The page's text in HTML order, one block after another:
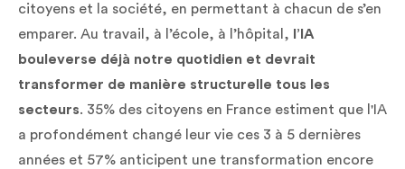
citoyens et la société, en permettant à chacun de s’en
emparer. Au travail, à l’école, à l’hôpital,
l’IA
bouleverse déjà notre quotidien et devrait
transformer de manière structurelle tous les
secteurs. 35% des citoyens en France estiment que l'IA
a profondément changé leur vie ces 3 à 5 dernières
années et 57% anticipent une transformation encore